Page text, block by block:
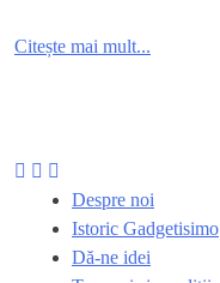
Citește mai mult...
Despre noi
Istoric Gadgetisimo
Dă-ne idei